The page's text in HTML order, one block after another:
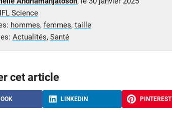
IFL Science
hommes, femmes, taille
Actualités, Santé
cet article
LINKEDIN PINTEREST